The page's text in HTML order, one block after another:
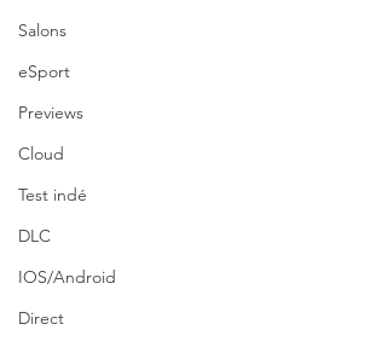
Salons
eSport
Previews
Cloud
Test indé
DLC
IOS/Android
Direct